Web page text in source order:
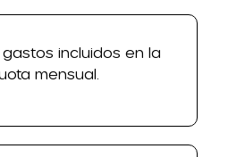
gastos incluidos en la
mensual.